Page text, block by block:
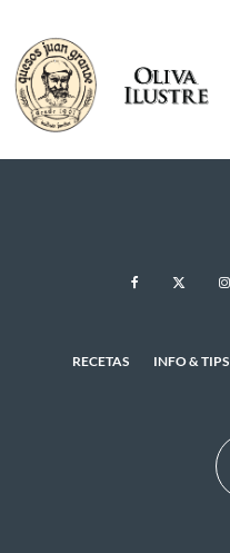
RECETAS INFO & TIPS